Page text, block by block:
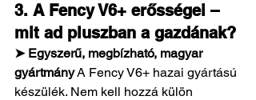
3. A Fency V6+ erősségei –
mit ad pluszban a gazdának?
➤ Egyszerű, megbízható, magyar
gyártmány A Fency V6+ hazai gyártású
készülék. Nem kell hozzá külön